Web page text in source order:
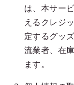
は、本サー
えるクレジ
定するグッ
流業者、在
ます。